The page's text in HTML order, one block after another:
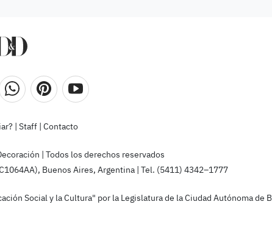
Staff| Contacto
| Todos los derechos reservados
Buenos Aires, Argentina | Tel. (5411) 4342–1777
Social y la Cultura" por la Legislatura de la Ciudad Autónoma de